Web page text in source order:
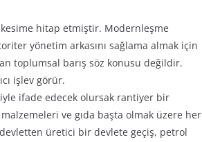
hitap etmiştir. Modernleşme
yönetim arkasını sağlama almak için
toplumsal barış söz konusu değildir.
işlev görür.
ifade edecek olursak rantiyer bir
ve gıda başta olmak üzere her
üretici bir devlete geçiş, petrol